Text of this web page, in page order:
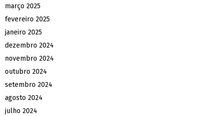
março 2025
fevereiro 2025
janeiro 2025
dezembro 2024
novembro 2024
outubro 2024
setembro 2024
agosto 2024
julho 2024